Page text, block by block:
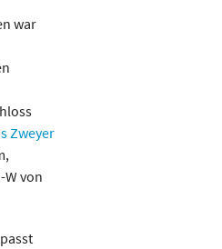
war
Zweyer
W von